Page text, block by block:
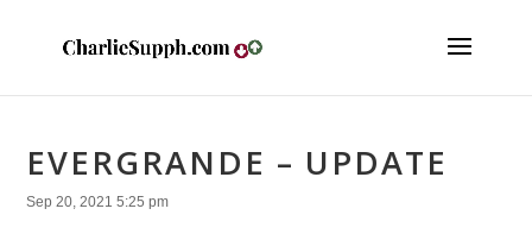
EVERGRANDE – UPDATE
Sep 20, 2021 5:25 pm